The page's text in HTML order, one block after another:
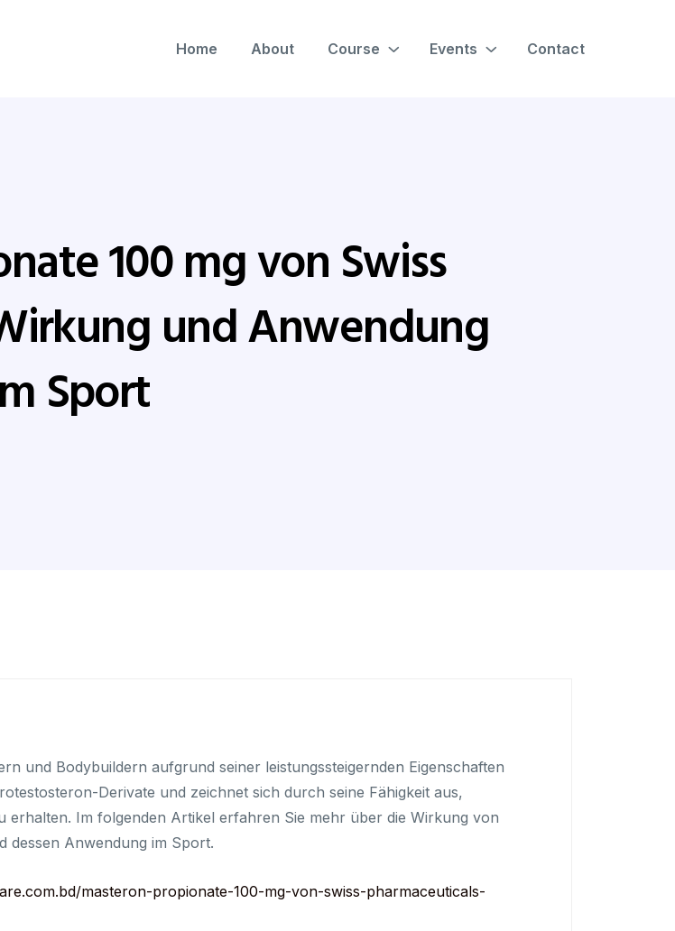
Home About Course Events Contact
100 mg von Swiss
und Anwendung
Sport
und Bodybuildern aufgrund seiner leistungssteigernden Eigenschaften
Derivate und zeichnet sich durch seine Fähigkeit aus,
erhalten. Im folgenden Artikel erfahren Sie mehr über die Wirkung von
dessen Anwendung im Sport.
masteron-propionate-100-mg-von-swiss-pharmaceuticals-